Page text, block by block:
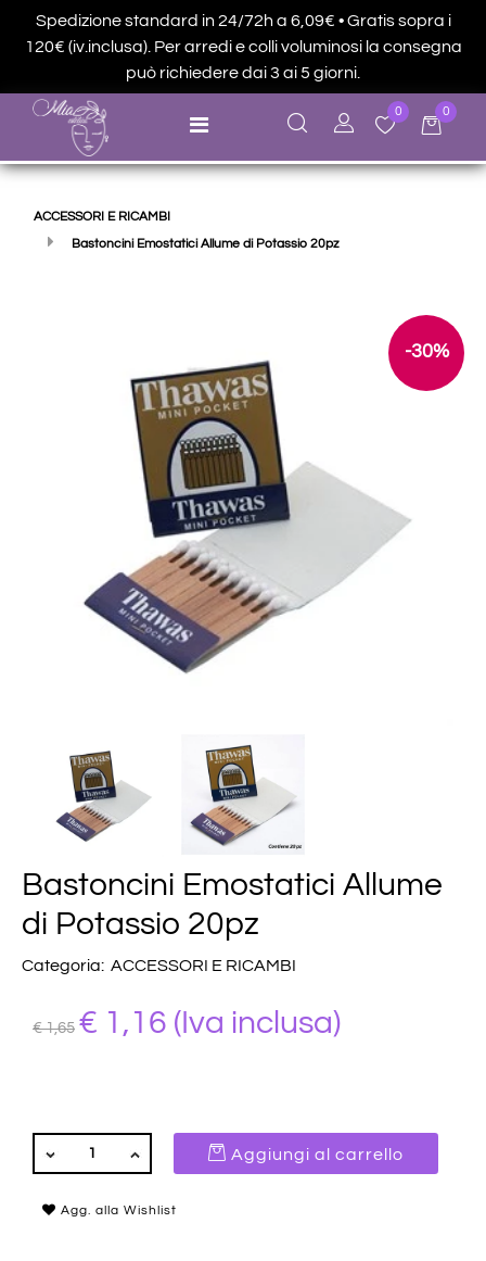
Spedizione standard in 24/72h a 6,09€ • Gratis sopra i
120€ (iv.inclusa). Per arredi e colli voluminosi la consegna
può richiedere dai 3 ai 5 giorni.
Open menu
0 0
ACCESSORI E RICAMBI
Bastoncini Emostatici Allume di Potassio 20pz
-30%
Bastoncini Emostatici Allume
di Potassio 20pz
Categoria: ACCESSORI E RICAMBI
€ 1,65 € 1,16 (Iva inclusa)
QUANTITÀ
Aggiungi al carrello
Agg. alla Wishlist